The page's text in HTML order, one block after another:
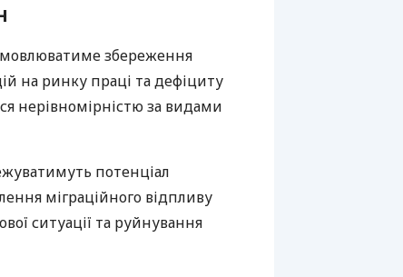
збереження
на ринку праці та дефіциту
нерівномірністю за видами
потенціал
міграційного відпливу
ситуації та руйнування